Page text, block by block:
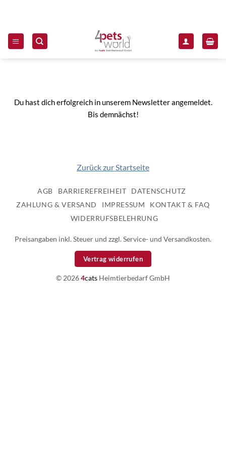
Du hast dich erfolgreich in unserem Newsletter angemeldet.
Bis demnächst!
Zurück zur Startseite
AGB BARRIEREFREIHEIT
DATENSCHUTZ
ZAHLUNG & VERSAND
IMPRESSUM
KONTAKT & FAQ
WIDERRUFSBELEHRUNG
Preisangaben inkl. Steuer und zzgl. Service- und Versandkosten.
Vertrag widerrufen
© 20264cats Heimtierbedarf GmbH